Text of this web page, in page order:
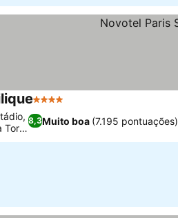
4 Estrelas
8,3Muito boa (7.195 pontuações)
Torre